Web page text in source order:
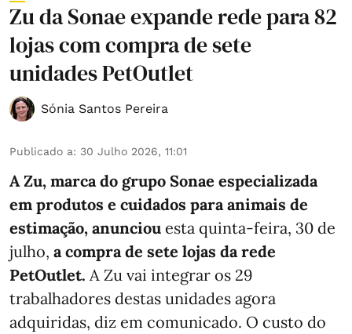
Zu da Sonae expande rede para 82
lojas com compra de sete
unidades PetOutlet
Sónia Santos Pereira
Publicado a: 30 Julho 2026, 11:01
A Zu, marca do grupo Sonae especializada
em produtos e cuidados para animais de
estimação, anunciou esta quinta-feira, 30 de
julho, a compra de sete lojas da rede
PetOutlet. A Zu vai integrar os 29
trabalhadores destas unidades agora
adquiridas, diz em comunicado. O custo do